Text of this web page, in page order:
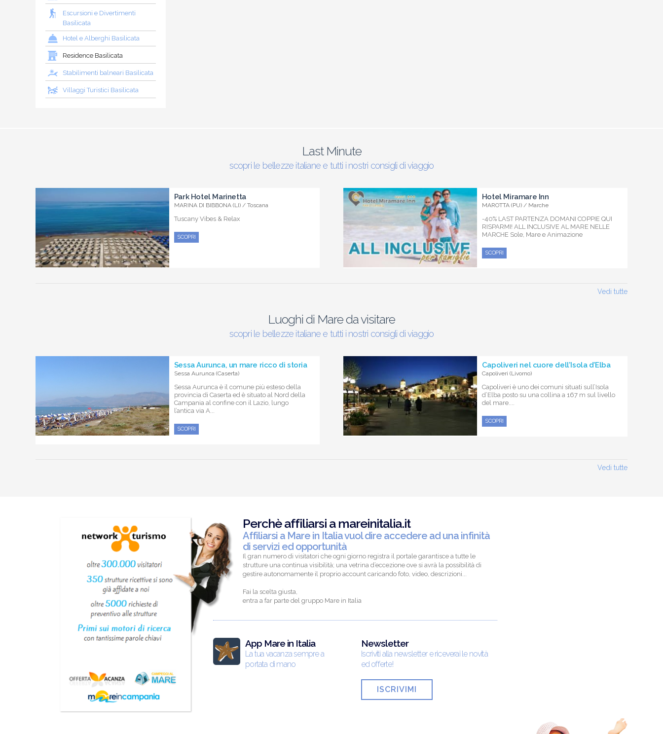
Escursioni e Divertimenti
Basilicata
Hotel e Alberghi Basilicata
Residence Basilicata
Stabilimenti balneari Basilicata
Villaggi Turistici Basilicata
Last Minute
scopri le bellezze italiane e tutti i nostri consigli di viaggio
Park Hotel Marinetta
MARINA DI BIBBONA (LI) / Toscana
Tuscany Vibes & Relax
SCOPRI
Hotel Miramare Inn
MAROTTA (PU) / Marche
-40% LAST PARTENZA DOMANI COPPIE QUI
RISPARMI! ALL INCLUSIVE AL MARE NELLE
MARCHE Sole, Mare e Animazione
SCOPRI
Vedi tutte
Luoghi di Mare da visitare
scopri le bellezze italiane e tutti i nostri consigli di viaggio
Sessa Aurunca, un mare ricco di storia
Sessa Aurunca (Caserta)
Sessa Aurunca è il comune più esteso della
provincia di Caserta ed è situato al Nord della
Campania al confine con il Lazio, lungo
l’antica via A...
SCOPRI
Capoliveri nel cuore dell’Isola d’Elba
Capoliveri (Livorno)
Capoliveri è uno dei comuni situati sull’Isola
d’Elba posto su una collina a 167 m sul livello
del mare....
SCOPRI
Vedi tutte
Perchè affiliarsi a mareinitalia.it
Affiliarsi a Mare in Italia vuol dire accedere ad una infinità
di servizi ed opportunità
Il gran numero di visitatori che ogni giorno registra il portale garantisce a tutte le
strutture una continua visibilità; una vetrina d’eccezione ove si avrà la possibilità di
gestire autonomamente il proprio account caricando foto, video, descrizioni...
Fai la scelta giusta,
entra a far parte del gruppo Mare in Italia
App Mare in Italia
La tua vacanza sempre a
portata di mano
Newsletter
Iscriviti alla newsletter e riceverai le novità
ed offerte!
ISCRIVIMI